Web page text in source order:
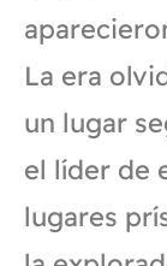
La era
un lugar
el líder de
lugares